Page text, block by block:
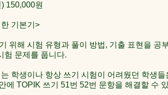
150,000원
기본기>
위해 시험 유형과 풀이 방법, 기출 표현을 공
험 문제를 풉니다.
학생이나 항상 쓰기 시험이 어려웠던 학생들
에 TOPIK 쓰기 51번 52번 문항을 해결할 수